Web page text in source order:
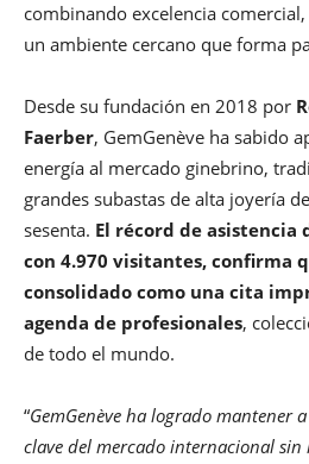
combinando excelencia
un ambiente cercano que forma
Desde su fundación en 2018 por
Faerber, GemGenève ha sabido
energía al mercado ginebrino,
grandes subastas de alta joyería
sesenta. El récord de
con 4.970 visitantes, confirma
consolidado como una cita
agenda de profesionales,
de todo el mundo.
“GemGenève ha logrado mantener
clave del mercado internacional